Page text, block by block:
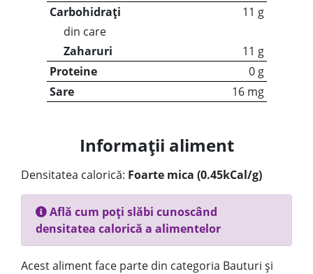
Carbohidrați
11 g
din care
Zaharuri
11 g
Proteine
0 g
Sare
16 mg
Informații aliment
Densitatea calorică: Foarte mica (0.45kCal/g)
Află cum poți slăbi cunoscând
densitatea calorică a alimentelor
Acest aliment face parte din categoria Bauturi și